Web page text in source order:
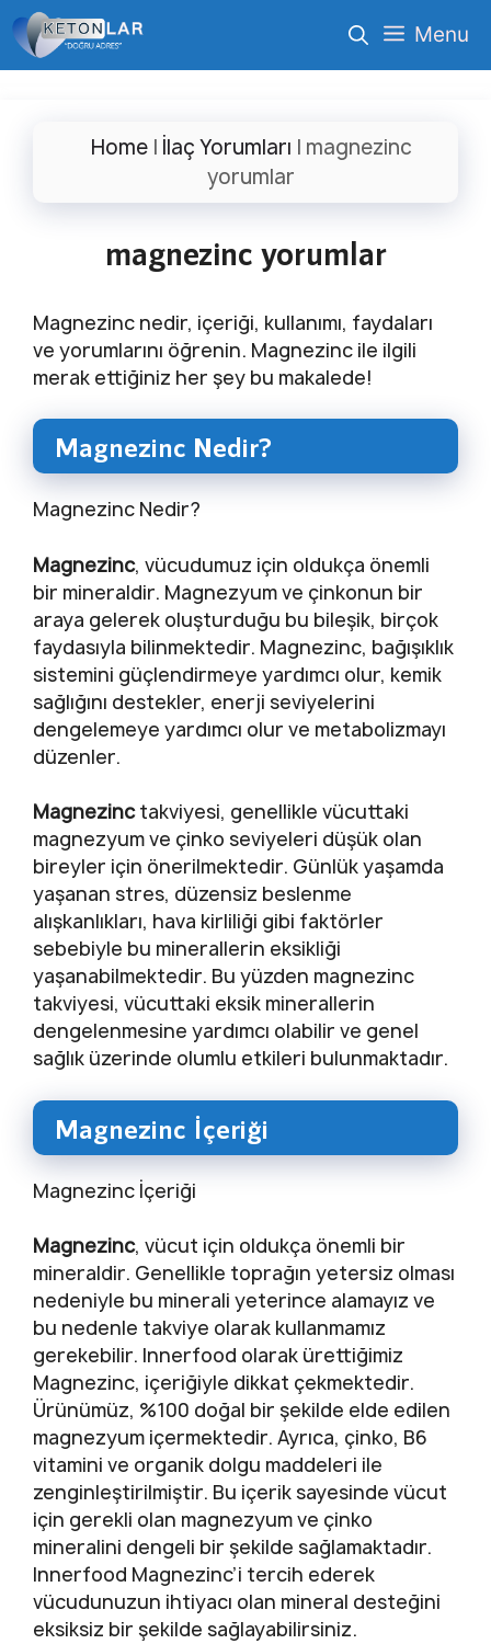
İçeriğe
atla
Menu
Home| İlaç Yorumları | magnezinc
yorumlar
magnezinc yorumlar
Magnezinc nedir, içeriği, kullanımı, faydaları
ve yorumlarını öğrenin. Magnezinc ile ilgili
merak ettiğiniz her şey bu makalede!
Magnezinc Nedir?
Magnezinc Nedir?
Magnezinc, vücudumuz için oldukça önemli
bir mineraldir. Magnezyum ve çinkonun bir
araya gelerek oluşturduğu bu bileşik, birçok
faydasıyla bilinmektedir. Magnezinc, bağışıklık
sistemini güçlendirmeye yardımcı olur, kemik
sağlığını destekler, enerji seviyelerini
dengelemeye yardımcı olur ve metabolizmayı
düzenler.
Magnezinctakviyesi, genellikle vücuttaki
magnezyum ve çinko seviyeleri düşük olan
bireyler için önerilmektedir. Günlük yaşamda
yaşanan stres, düzensiz beslenme
alışkanlıkları, hava kirliliği gibi faktörler
sebebiyle bu minerallerin eksikliği
yaşanabilmektedir. Bu yüzden magnezinc
takviyesi, vücuttaki eksik minerallerin
dengelenmesine yardımcı olabilir ve genel
sağlık üzerinde olumlu etkileri bulunmaktadır.
Magnezinc İçeriği
Magnezinc İçeriği
Magnezinc, vücut için oldukça önemli bir
mineraldir. Genellikle toprağın yetersiz olması
nedeniyle bu minerali yeterince alamayız ve
bu nedenle takviye olarak kullanmamız
gerekebilir. Innerfood olarak ürettiğimiz
Magnezinc, içeriğiyle dikkat çekmektedir.
Ürünümüz, %100 doğal bir şekilde elde edilen
magnezyum içermektedir. Ayrıca, çinko, B6
vitamini ve organik dolgu maddeleri ile
zenginleştirilmiştir. Bu içerik sayesinde vücut
için gerekli olan magnezyum ve çinko
mineralini dengeli bir şekilde sağlamaktadır.
Innerfood Magnezinc’i tercih ederek
vücudunuzun ihtiyacı olan mineral desteğini
eksiksiz bir şekilde sağlayabilirsiniz.